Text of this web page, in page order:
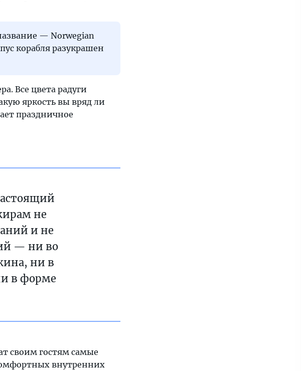
— Norwegian
корабля разукрашен
Все цвета радуги
яркость вы вряд ли
праздничное
не
и не
— ни во
ни в
в форме
своим гостям самые
внутренних